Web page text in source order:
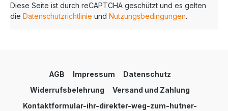
Diese Seite ist durch reCAPTCHA geschützt und es gelten
die Datenschutzrichtlinie und Nutzungsbedingungen.
AGB Impressum
Datenschutz
Widerrufsbelehrung
Versand und Zahlung
Kontaktformular-ihr-direkter-weg-zum-hutner-